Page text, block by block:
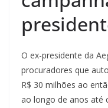
O ex-presidente da
procuradores que
R$ 30 milhões ao
ao longo de anos até